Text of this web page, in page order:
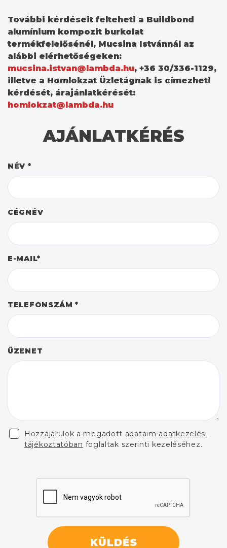
További kérdéseit felteheti a Buildbond
alumínium kompozit burkolat
termékfelelősénél, Mucsina Istvánnál az
alábbi elérhetőségeken:
mucsina.istvan@lambda.hu, +36 30/336-1129,
illetve a Homlokzat Üzletágnak is címezheti
kérdését, árajánlatkérését:
homlokzat@lambda.hu
AJÁNLATKÉRÉS
NÉV *
CÉGNÉV
E-MAIL*
TELEFONSZÁM *
ÜZENET
Hozzájárulok a megadott adataim adatkezelési
tájékoztatóban foglaltak szerinti kezeléséhez.
KÜLDÉS